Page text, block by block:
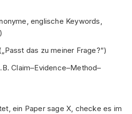
englische Keywords,
das zu meiner Frage?“)
Claim–Evidence–Method–
ein Paper sage X, checke es im